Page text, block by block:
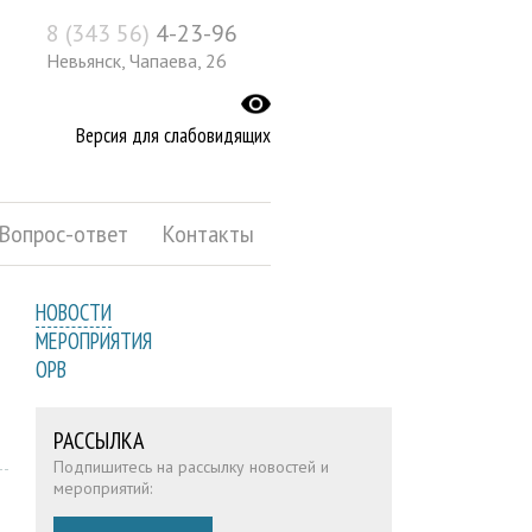
8 (343 56) 4-23-96
Невьянск, Чапаева, 26
Версия для слабовидящих
Вопрос-ответ Контакты
НОВОСТИ
МЕРОПРИЯТИЯ
ОРВ
РАССЫЛКА
Подпишитесь на рассылку новостей и
мероприятий: